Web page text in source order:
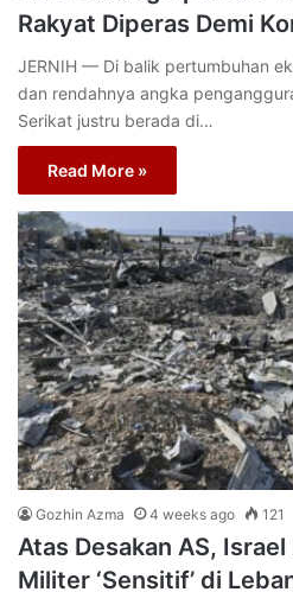
Rakyat Diperas Demi
JERNIH — Di balik pertumbuhan
dan rendahnya angka
Serikat justru berada di…
Read More »
Gozhin Azma 4 weeks ago 121
Atas Desakan AS,
Militer ‘Sensitif’ di